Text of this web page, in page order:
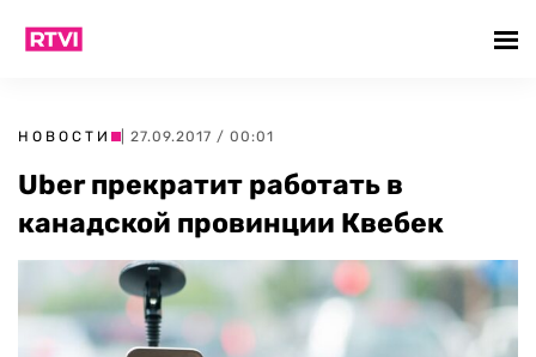
НОВОСТИ | 27.09.2017 / 00:01
Uber прекратит работать в
канадской провинции Квебек